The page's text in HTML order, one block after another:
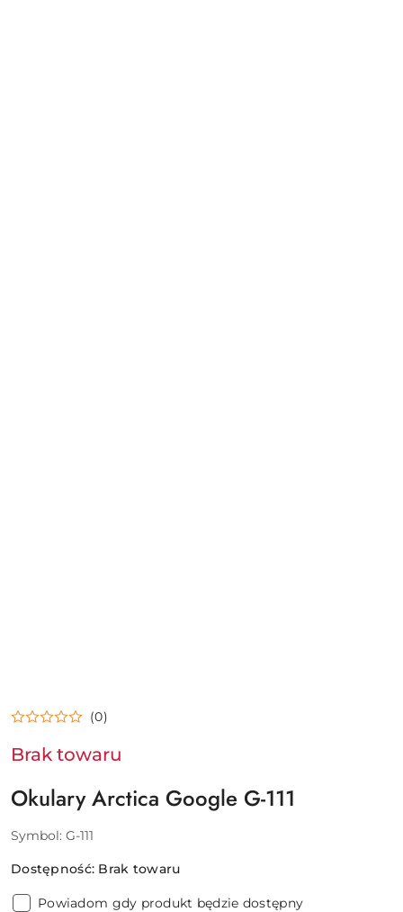
(0)
Brak towaru
Okulary Arctica Google G-111
Symbol: G-111
Dostępność: Brak towaru
Powiadom gdy produkt będzie dostępny